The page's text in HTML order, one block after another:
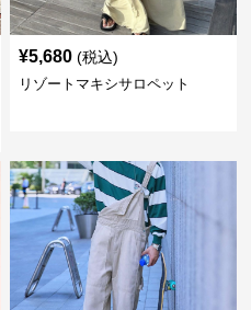
¥5,680 (税込)
リゾートマキシサロペット